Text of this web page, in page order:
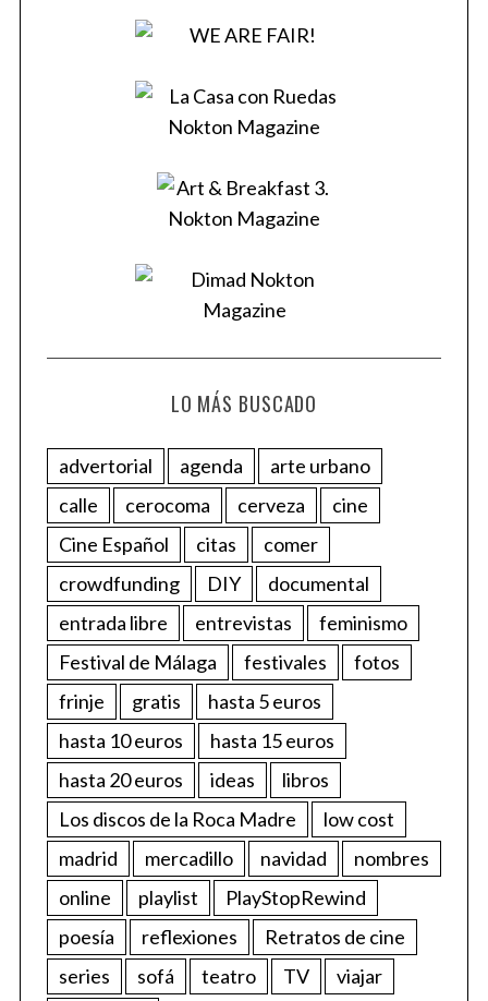
LO MÁS BUSCADO
advertorial agenda
arte urbano
calle
cerocoma cerveza
cine
Cine Español
citas
comer
crowdfunding
DIY
documental
entrada libre
entrevistas
feminismo
Festival de Málaga
festivales
fotos
frinje
gratis
hasta 5 euros
hasta 10 euros
hasta 15 euros
hasta 20 euros
ideas
libros
Los discos de la Roca Madre
low cost
madrid
mercadillo navidad
nombres
online
playlist
PlayStopRewind
poesía
reflexiones
Retratos de cine
series
sofá teatro TV
viajar